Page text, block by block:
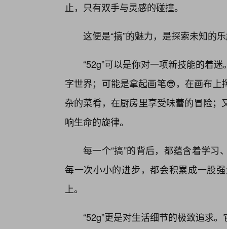
止，只有双手与灵感的碰撞。
这便是“搞”的魅力，是探索未知的
“52g”可以是你对一项新技能的着
字世界；可能是拿起画笔😎，在画布
杂的菜肴，在厨房里享受味蕾的冒险
响生命的旋律。
每一个“搞”的背后，都蕴含着学
每一次小小的进步，都会积累成一股
上。
“52g”更是对生活细节的极致追求